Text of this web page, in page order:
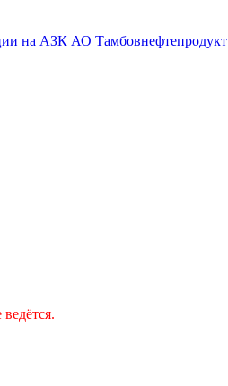
на АЗК АО Тамбовнефтепродукт